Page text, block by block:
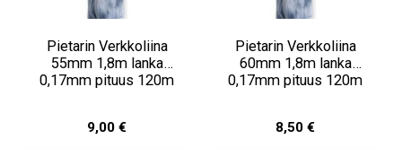
Pietarin Verkkoliina
55mm 1,8m lanka
0,17mm pituus 120m
9,00 €
Pietarin Verkkoliina
60mm 1,8m lanka
0,17mm pituus 120m
8,50 €